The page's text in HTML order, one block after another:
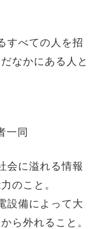
すべての人を招
なかにある人と
一同
会に溢れる情報
のこと。
設備によって大
ら外れること。